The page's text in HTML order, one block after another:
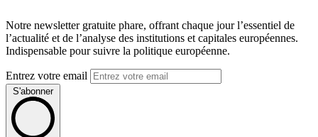
Notre newsletter gratuite phare, offrant chaque jour l’essentiel de
l’actualité et de l’analyse des institutions et capitales européennes.
Indispensable pour suivre la politique européenne.
Entrez votre email
S'abonner